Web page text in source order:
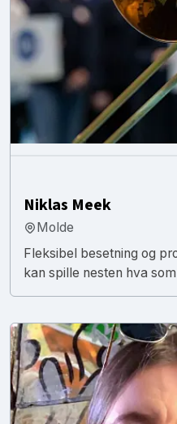
Niklas Meek
Molde
Fleksibel besetning og
kan spille nesten hva